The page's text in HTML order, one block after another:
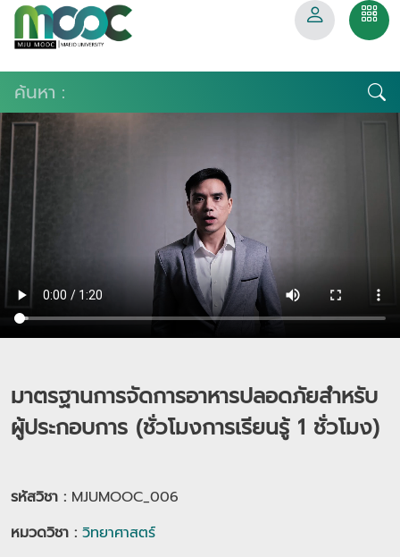
มาตรฐานการจัดการอาหารปลอดภัยสำหรับ
ผู้ประกอบการ (ชั่วโมงการเรียนรู้ 1 ชั่วโมง)
รหัสวิชา : MJUMOOC_006
หมวดวิชา : วิทยาศาสตร์